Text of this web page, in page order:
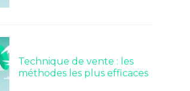
Technique de vente : les
méthodes les plus efficaces